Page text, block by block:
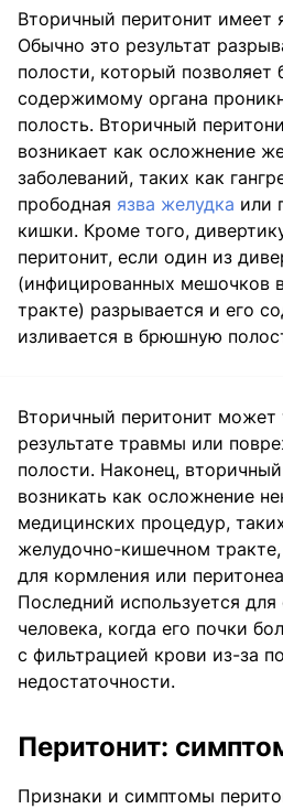
Вторичный перитонит имеет
Обычно это результат
полости, который позволяет
содержимому органа
полость. Вторичный
возникает как осложнение
заболеваний, таких как
прободная язва желудка или
кишки. Кроме того,
перитонит, если один из
(инфицированных мешочков
тракте) разрывается и его
изливается в брюшную
Вторичный перитонит может
результате травмы или
полости. Наконец,
возникать как осложнение
медицинских процедур,
желудочно-кишечном
для кормления или
Последний используется
человека, когда его почки
с фильтрацией крови из-за
недостаточности.
Перитонит:
Признаки и симптомы